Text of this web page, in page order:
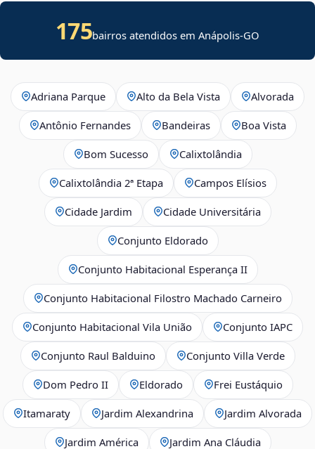
175bairros atendidos em Anápolis-GO
Adriana Parque Alto da Bela Vista Alvorada
Antônio Fernandes Bandeiras Boa Vista
Bom Sucesso Calixtolândia
Calixtolândia 2ª Etapa Campos Elísios
Cidade Jardim Cidade Universitária
Conjunto Eldorado
Conjunto Habitacional Esperança II
Conjunto Habitacional Filostro Machado Carneiro
Conjunto Habitacional Vila União Conjunto IAPC
Conjunto Raul Balduino Conjunto Villa Verde
Dom Pedro II Eldorado Frei Eustáquio
Itamaraty Jardim Alexandrina Jardim Alvorada
Jardim América Jardim Ana Cláudia